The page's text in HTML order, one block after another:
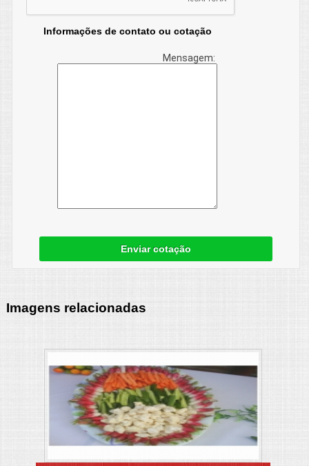
Informações de contato ou cotação
Mensagem:
Enviar cotação
Imagens relacionadas